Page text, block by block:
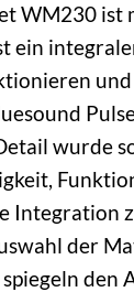
WM230 ist
ein
wurde
Integration
der
den